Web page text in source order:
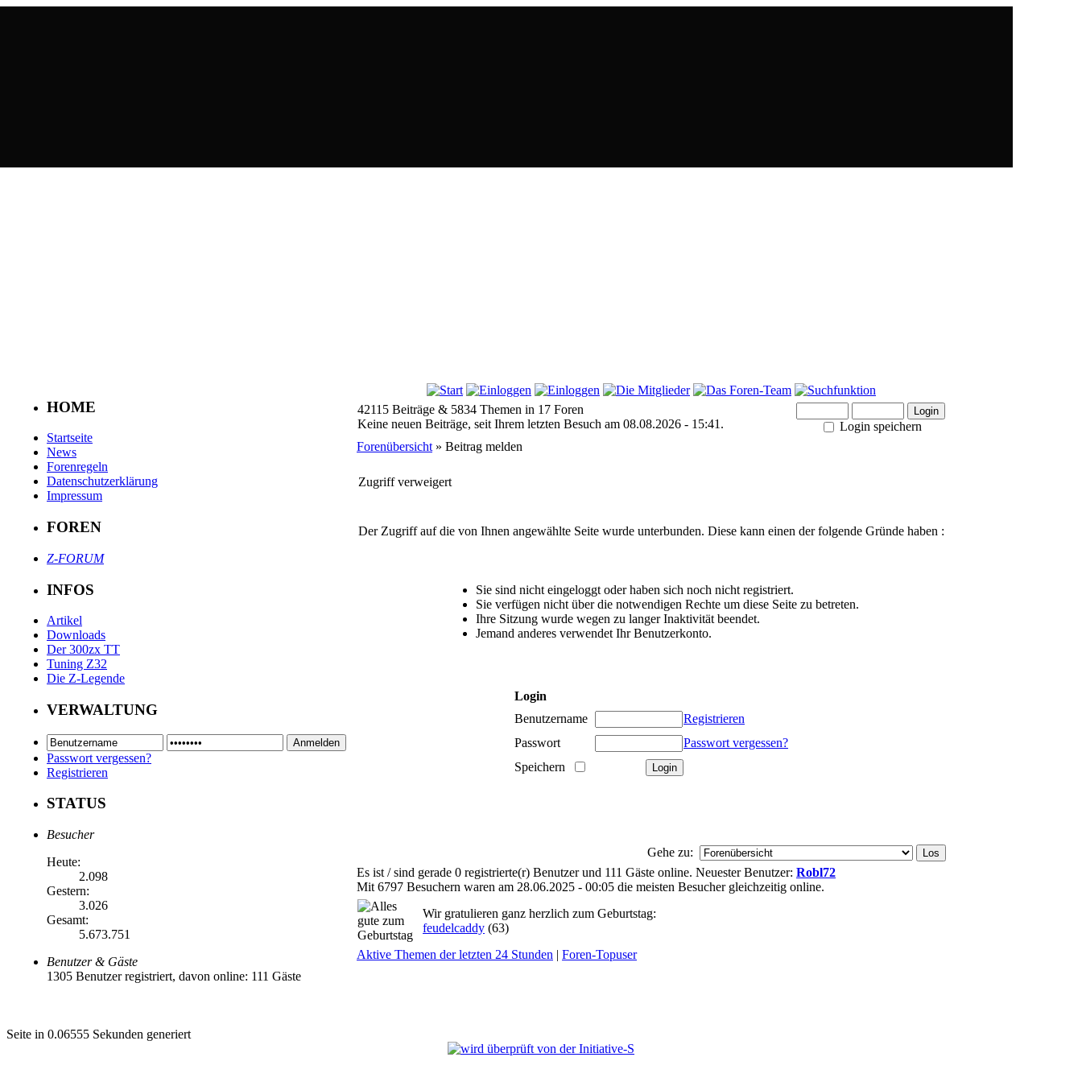
HOME
Startseite
News
Forenregeln
Datenschutzerklärung
Impressum
FOREN
Z-FORUM
INFOS
Artikel
Downloads
Der 300zx TT
Tuning Z32
Die Z-Legende
VERWALTUNG
Passwort vergessen?
Registrieren
STATUS
Besucher
Heute:
2.098
Gestern:
3.026
Gesamt:
5.673.751
Benutzer & Gäste
1305 Benutzer registriert, davon online: 111 Gäste
42115 Beiträge & 5834 Themen in 17 Foren
Keine neuen Beiträge, seit Ihrem letzten Besuch am 08.08.2026 - 15:41.
Login speichern
Forenübersicht » Beitrag melden
Zugriff verweigert
Der Zugriff auf die von Ihnen angewählte Seite wurde unterbunden. Diese kann einen der folgende Gründe haben :
Sie sind nicht eingeloggt oder haben sich noch nicht registriert.
Sie verfügen nicht über die notwendigen Rechte um diese Seite zu betreten.
Ihre Sitzung wurde wegen zu langer Inaktivität beendet.
Jemand anderes verwendet Ihr Benutzerkonto.
Login
Benutzername
Registrieren
Passwort
Passwort vergessen?
Speichern
Gehe zu:
Es ist / sind gerade 0 registrierte(r) Benutzer und 111 Gäste online. Neuester Benutzer: Robl72
Mit 6797 Besuchern waren am 28.06.2025 - 00:05 die meisten Besucher gleichzeitig online.
Wir gratulieren ganz herzlich zum Geburtstag:
feudelcaddy (63)
Aktive Themen der letzten 24 Stunden | Foren-Topuser
Seite in 0.06555 Sekunden generiert